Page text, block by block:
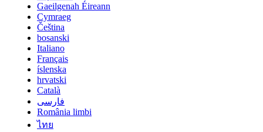
Gaeilgenah Éireann
Cymraeg
Čeština
bosanski
Italiano
Français
íslenska
hrvatski
Català
فارسی
România limbi
ไทย